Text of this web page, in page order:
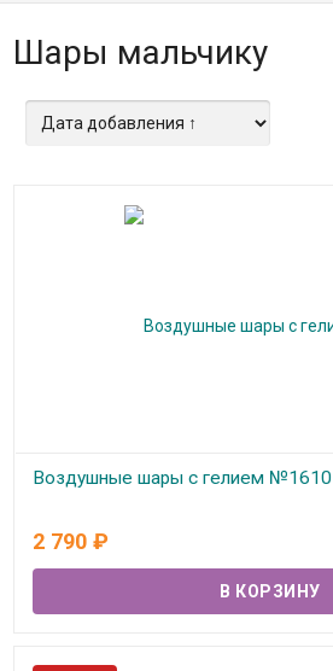
Шары мальчику
Воздушные шары с гелием №1610
2 790 ₽